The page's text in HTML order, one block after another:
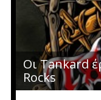
Οι Tankard
Rocks